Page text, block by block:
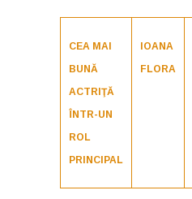
CEA MAI
BUNĂ
ACTRIŢĂ
ÎNTR-UN
ROL
PRINCIPAL
IOANA
FLORA